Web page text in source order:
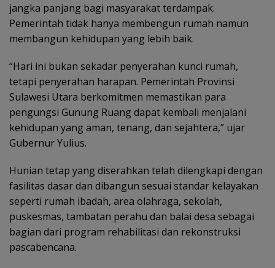
jangka panjang bagi masyarakat terdampak.
Pemerintah tidak hanya membengun rumah namun
membangun kehidupan yang lebih baik.
“Hari ini bukan sekadar penyerahan kunci rumah,
tetapi penyerahan harapan. Pemerintah Provinsi
Sulawesi Utara berkomitmen memastikan para
pengungsi Gunung Ruang dapat kembali menjalani
kehidupan yang aman, tenang, dan sejahtera,” ujar
Gubernur Yulius.
Hunian tetap yang diserahkan telah dilengkapi dengan
fasilitas dasar dan dibangun sesuai standar kelayakan
seperti rumah ibadah, area olahraga, sekolah,
puskesmas, tambatan perahu dan balai desa sebagai
bagian dari program rehabilitasi dan rekonstruksi
pascabencana.